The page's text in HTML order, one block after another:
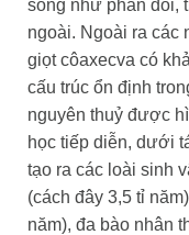
sống như phân đôi,
ngoài. Ngoài ra các
giọt côaxecva có
cấu trúc ổn định
nguyên thuỷ được
học tiếp diễn, dưới
tạo ra các loài sinh
(cách đây 3,5 tỉ
năm), đa bào nhân